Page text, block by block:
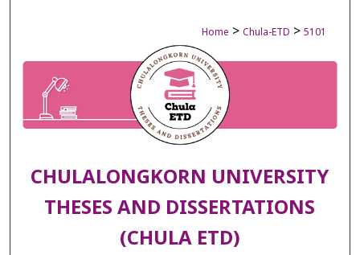
Home > Chula-ETD > 5101
CHULALONGKORN UNIVERSITY
THESES AND DISSERTATIONS
(CHULA ETD)